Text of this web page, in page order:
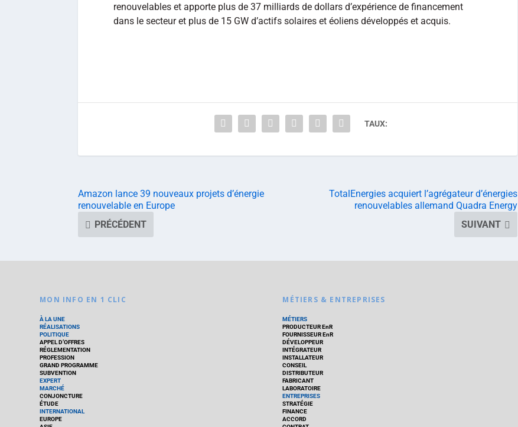
renouvelables et apporte plus de 37 milliards de dollars d’expérience de financement
dans le secteur et plus de 15 GW d’actifs solaires et éoliens développés et acquis.
TAUX:
Amazon lance 39 nouveaux projets d’énergie
renouvelable en Europe
PRÉCÉDENT
TotalEnergies acquiert l’agrégateur d’énergies
renouvelables allemand Quadra Energy
SUIVANT
MON INFO EN 1 CLIC
À LA UNE
RÉALISATIONS
POLITIQUE
APPEL D’OFFRES
RÉGLEMENTATION
PROFESSION
GRAND PROGRAMME
SUBVENTION
EXPERT
MARCHÉ
CONJONCTURE
ÉTUDE
INTERNATIONAL
EUROPE
MÉTIERS & ENTREPRISES
MÉTIERS
PRODUCTEUR EnR
FOURNISSEUR EnR
DÉVELOPPEUR
INTÉGRATEUR
INSTALLATEUR
CONSEIL
DISTRIBUTEUR
FABRICANT
LABORATOIRE
ENTREPRISES
STRATÉGIE
FINANCE
ACCORD